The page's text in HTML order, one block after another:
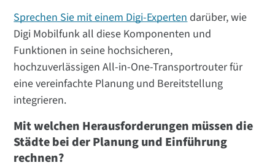
Sprechen Sie mit einem Digi-Expertendarüber, wie
Digi Mobilfunk all diese Komponenten und
Funktionen in seine hochsicheren,
hochzuverlässigen All-in-One-Transportrouter für
eine vereinfachte Planung und Bereitstellung
integrieren.
Mit welchen Herausforderungen müssen die
Städte bei der Planung und Einführung
rechnen?